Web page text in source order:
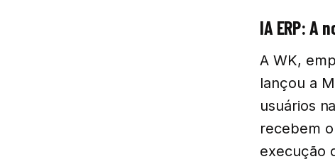
IA ERP: A
A WK,
lançou a
usuários
recebem
execução